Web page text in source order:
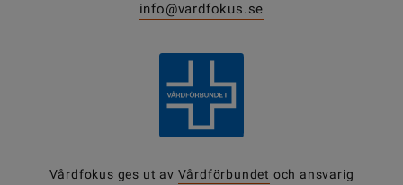
info@vardfokus.se
Vårdfokus ges ut av Vårdförbundet och ansvarig